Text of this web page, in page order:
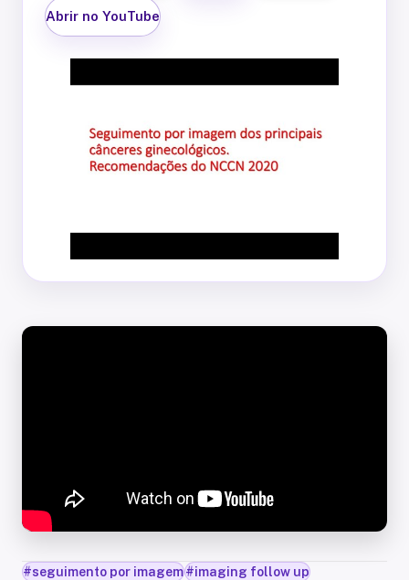
Abrir no YouTube
#seguimento por imagem#imaging follow up